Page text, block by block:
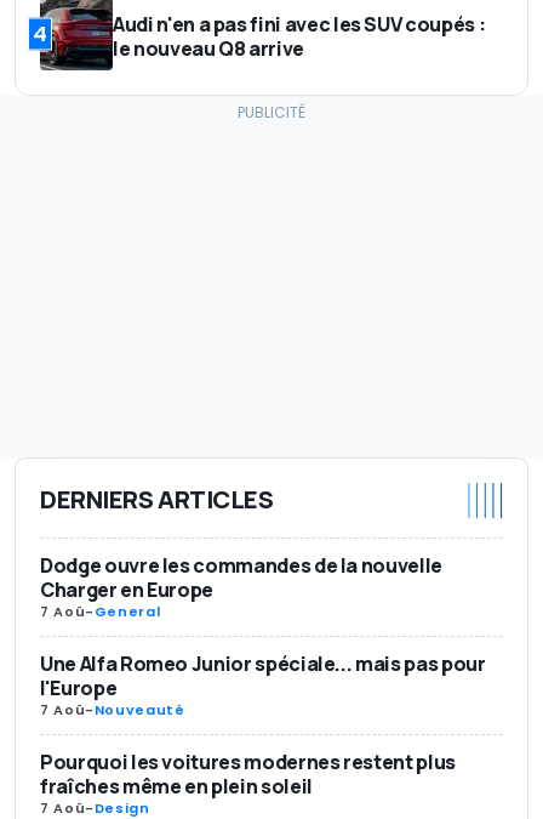
4
Audi n'en a pas fini avec les SUV coupés :
le nouveau Q8 arrive
DERNIERS ARTICLES
Dodge ouvre les commandes de la nouvelle
Charger en Europe
7 Aoû-General
Une Alfa Romeo Junior spéciale... mais pas pour
l'Europe
7 Aoû-Nouveauté
Pourquoi les voitures modernes restent plus
fraîches même en plein soleil
7 Aoû-Design